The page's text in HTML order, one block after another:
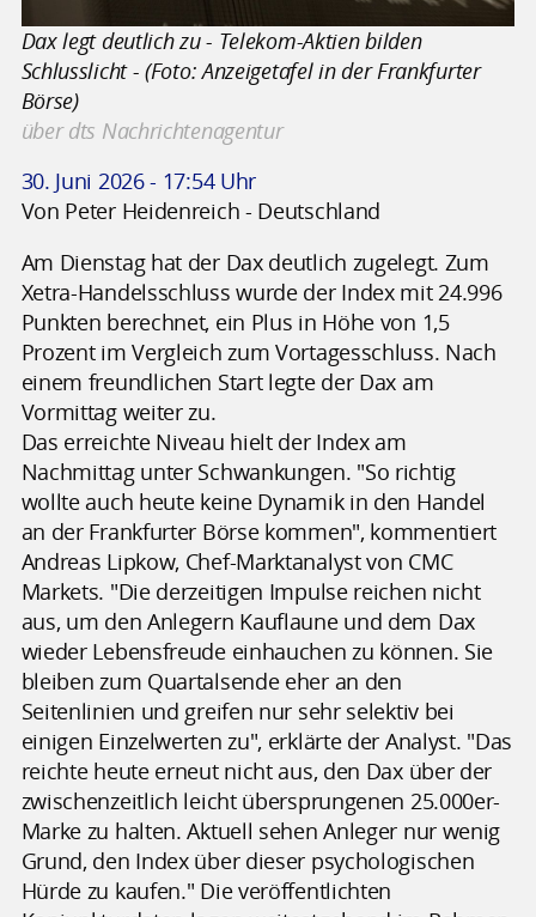
Dax legt deutlich zu - Telekom-Aktien bilden
Schlusslicht - (Foto: Anzeigetafel in der Frankfurter
Börse)
über dts Nachrichtenagentur
30. Juni 2026 - 17:54 Uhr
Von Peter Heidenreich - Deutschland
Am Dienstag hat der Dax deutlich zugelegt. Zum
Xetra-Handelsschluss wurde der Index mit 24.996
Punkten berechnet, ein Plus in Höhe von 1,5
Prozent im Vergleich zum Vortagesschluss. Nach
einem freundlichen Start legte der Dax am
Vormittag weiter zu.
Das erreichte Niveau hielt der Index am
Nachmittag unter Schwankungen. "So richtig
wollte auch heute keine Dynamik in den Handel
an der Frankfurter Börse kommen", kommentiert
Andreas Lipkow, Chef-Marktanalyst von CMC
Markets. "Die derzeitigen Impulse reichen nicht
aus, um den Anlegern Kauflaune und dem Dax
wieder Lebensfreude einhauchen zu können. Sie
bleiben zum Quartalsende eher an den
Seitenlinien und greifen nur sehr selektiv bei
einigen Einzelwerten zu", erklärte der Analyst. "Das
reichte heute erneut nicht aus, den Dax über der
zwischenzeitlich leicht übersprungenen 25.000er-
Marke zu halten. Aktuell sehen Anleger nur wenig
Grund, den Index über dieser psychologischen
Hürde zu kaufen." Die veröffentlichten